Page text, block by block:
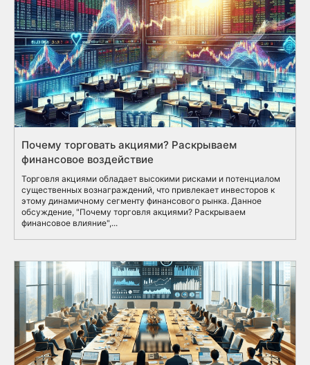
Почему торговать акциями? Раскрываем
финансовое воздействие
Торговля акциями обладает высокими рисками и потенциалом
существенных вознаграждений, что привлекает инвесторов к
этому динамичному сегменту финансового рынка. Данное
обсуждение, "Почему торговля акциями? Раскрываем
финансовое влияние",...